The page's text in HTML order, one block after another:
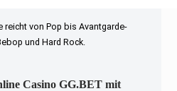
reicht von Pop bis Avantgarde-
und Hard Rock.
Casino GG.BET mit